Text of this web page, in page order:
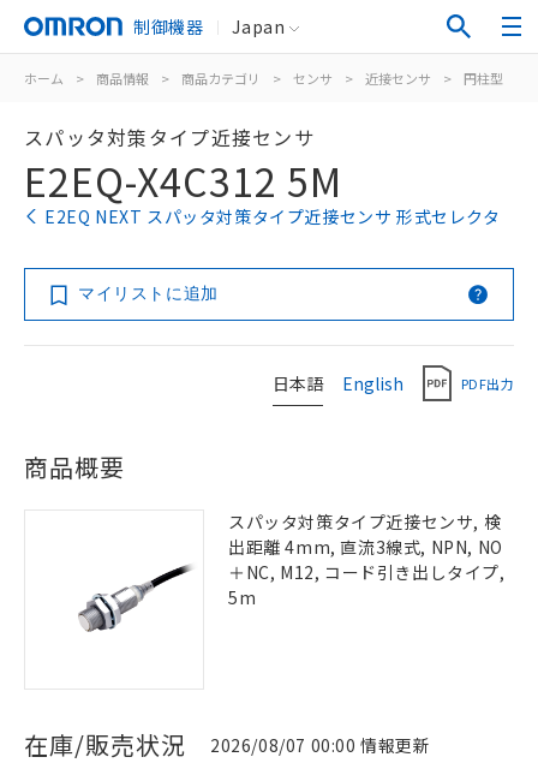
制御機器 Japan
ホーム > 商品情報 > 商品カテゴリ > センサ > 近接センサ > 円柱型
スパッタ対策タイプ近接センサ
E2EQ-X4C312 5M
E2EQ NEXT スパッタ対策タイプ近接センサ 形式セレクタ
マイリストに追加
日本語 English PDF出力
商品概要
スパッタ対策タイプ近接センサ, 検
出距離 4mm, 直流3線式, NPN, NO
＋NC, M12, コード引き出しタイプ,
5m
在庫/販売状況
2026/08/07 00:00 情報更新